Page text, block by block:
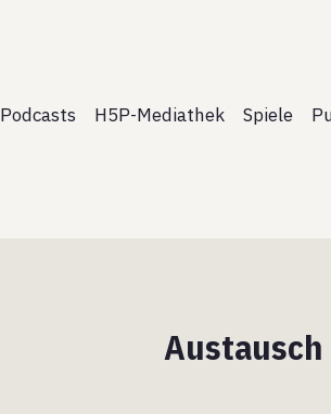
Podcasts H5P-Mediathek Spiele
Austausch